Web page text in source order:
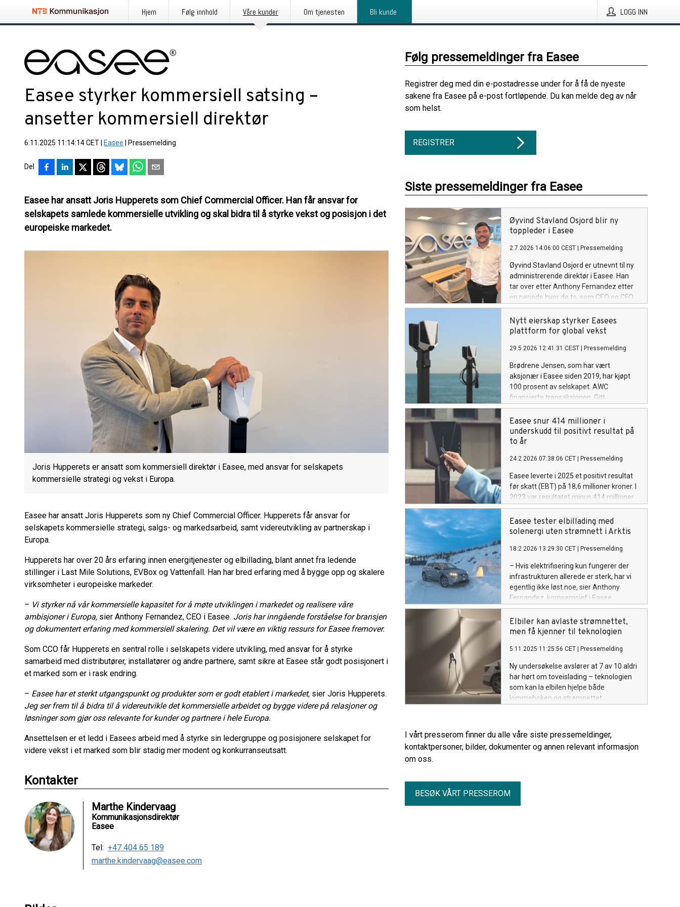
Hjem Følg innhold Våre kunder Om tjenesten Bli kunde LOGG INN
Easee styrker kommersiell satsing –
ansetter kommersiell direktør
6.11.2025 11:14:14 CET Easee Pressemelding
Del
Easee har ansatt Joris Hupperets som Chief Commercial Officer. Han får ansvar for
selskapets samlede kommersielle utvikling og skal bidra til å styrke vekst og posisjon i det
europeiske markedet.
Joris Hupperets er ansatt som kommersiell direktør i Easee, med ansvar for selskapets
kommersielle strategi og vekst i Europa.
Easee har ansatt Joris Hupperets som ny Chief Commercial Officer. Hupperets får ansvar for
selskapets kommersielle strategi, salgs- og markedsarbeid, samt videreutvikling av partnerskap i
Europa.
Hupperets har over 20 års erfaring innen energitjenester og elbillading, blant annet fra ledende
stillinger i Last Mile Solutions, EVBox og Vattenfall. Han har bred erfaring med å bygge opp og skalere
virksomheter i europeiske markeder.
– Vi styrker nå vår kommersielle kapasitet for å møte utviklingen i markedet og realisere våre
ambisjoner i Europa, sier Anthony Fernandez, CEO i Easee. Joris har inngående forståelse for bransjen
og dokumentert erfaring med kommersiell skalering. Det vil være en viktig ressurs for Easee fremover.
Som CCO får Hupperets en sentral rolle i selskapets videre utvikling, med ansvar for å styrke
samarbeid med distributører, installatører og andre partnere, samt sikre at Easee står godt posisjonert i
et marked som er i rask endring.
– Easee har et sterkt utgangspunkt og produkter som er godt etablert i markedet, sier Joris Hupperets.
Jeg ser frem til å bidra til å videreutvikle det kommersielle arbeidet og bygge videre på relasjoner og
løsninger som gjør oss relevante for kunder og partnere i hele Europa.
Ansettelsen er et ledd i Easees arbeid med å styrke sin ledergruppe og posisjonere selskapet for
videre vekst i et marked som blir stadig mer modent og konkurranseutsatt.
Kontakter
Marthe Kindervaag
Kommunikasjonsdirektør
Easee
Tel: +47 404 65 189
marthe.kindervaag@easee.com
Følg pressemeldinger fra Easee
Registrer deg med din e-postadresse under for å få de nyeste
sakene fra Easee på e-post fortløpende. Du kan melde deg av når
som helst.
REGISTRER
Siste pressemeldinger fra Easee
Øyvind Stavland Osjord blir ny
toppleder i Easee
2.7.2026 14:06:00 CEST Pressemelding
Øyvind Stavland Osjord er utnevnt til ny
administrerende direktør i Easee. Han
tar over etter Anthony Fernandez etter
en periode hvor de to, som CEO og CFO,
har ledet selskapet gjennom en
omfattende snuoperasjon.
Nytt eierskap styrker Easees
plattform for global vekst
29.5.2026 12:41:31 CEST Pressemelding
Brødrene Jensen, som har vært
aksjonær i Easee siden 2019, har kjøpt
100 prosent av selskapet. AWC
finansierte transaksjonen. Gitt
myndighetsgodkjenning vil AWC bli
majoritetseier i Easee. Transaksjonen
verdsetter Easee til cirka 1,6 milliarder
kroner.
Easee snur 414 millioner i
underskudd til positivt resultat på
to år
24.2.2026 07:38:06 CET Pressemelding
Easee leverte i 2025 et positivt resultat
før skatt (EBT) på 18,6 millioner kroner. I
2023 var resultatet minus 414 millioner
kroner. Selskapet beskriver den over 400
millioner kroner store forbedringen som
et tydelig vendepunkt.
Easee tester elbillading med
solenergi uten strømnett i Arktis
18.2.2026 13:29:30 CET Pressemelding
– Hvis elektrifisering kun fungerer der
infrastrukturen allerede er sterk, har vi
egentlig ikke løst noe, sier Anthony
Fernandez, kornsernsjef i Easee.
Elbiler kan avlaste strømnettet,
men få kjenner til teknologien
5.11.2025 11:25:56 CET Pressemelding
Ny undersøkelse avslører at 7 av 10 aldri
har hørt om toveislading – teknologien
som kan la elbilen hjelpe både
lommeboken og strømnettet.
I vårt presserom finner du alle våre siste pressemeldinger,
kontaktpersoner, bilder, dokumenter og annen relevant informasjon
om oss.
BESØK VÅRT PRESSEROM